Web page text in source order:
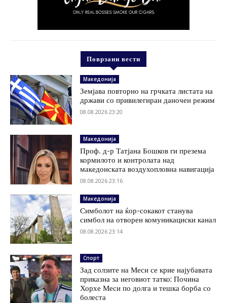
Поврзани вести
Македонија
Земјава повторно на грчката листата на
држави со привилегиран даночен режим
08.08.2026 23:20
Македонија
Проф. д-р Татјана Бошков ги презема
кормилото и контролата над
македонската воздухопловна навигација
08.08.2026 23:16
Македонија
Симболот на ќор-сокакот станува
симбол на отворен комуникациски канал
08.08.2026 23:14
Спорт
Зад солзите на Меси се крие најубавата
приказна за неговиот татко: Почина
Хорхе Меси по долга и тешка борба со
болеста